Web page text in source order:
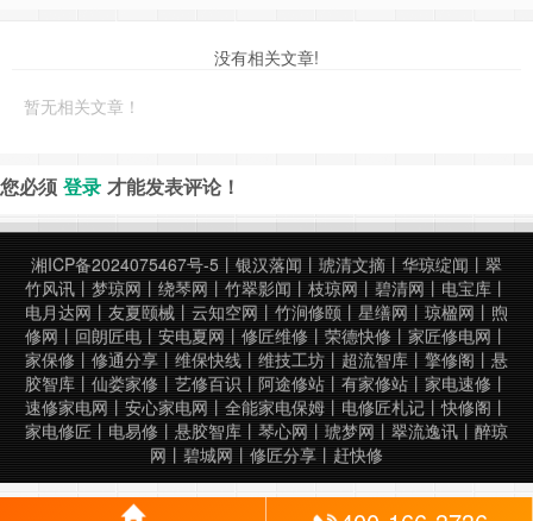
没有相关文章!
暂无相关文章！
您必须 登录 才能发表评论！
湘ICP备2024075467号-5 丨 银汉落闻 丨 琥清文摘 丨 华琼绽闻 丨 翠
竹风讯 丨 梦琼网 丨 绕琴网 丨 竹翠影闻 丨 枝琼网 丨 碧清网 丨 电宝库 丨
电月达网 丨 友夏颐械 丨 云知空网 丨 竹涧修颐 丨 星缮网 丨 琼楹网 丨 煦
修网 丨 回朗匠电 丨 安电夏网 丨 修匠维修 丨 荣德快修 丨 家匠修电网 丨
家保修 丨 修通分享 丨 维保快线 丨 维技工坊 丨 超流智库 丨 擎修阁 丨 悬
胶智库 丨 仙娄家修 丨 艺修百识 丨 阿途修站 丨 有家修站 丨 家电速修 丨
速修家电网 丨 安心家电网 丨 全能家电保姆 丨 电修匠札记 丨快修阁 丨
家电修匠 丨 电易修 丨 悬胶智库 丨 琴心网 丨 琥梦网 丨 翠流逸讯 丨 醉琼
网 丨 碧城网 丨 修匠分享 丨 赶快修